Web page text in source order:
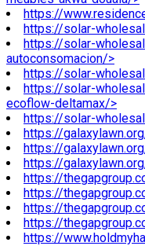
https://
https://solar-
https://solar-
autoconsomacion/>
https://solar-
https://solar-
ecoflow-deltamax/>
https://solar-
https://
https://
https://
https://
https://
https://
https://
https://